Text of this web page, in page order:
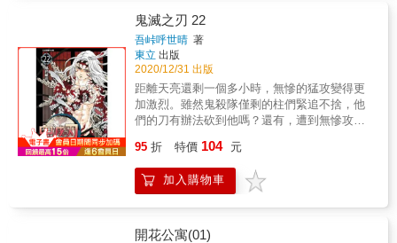
鬼滅之刃 22
吾峠呼世晴 著
東立 出版
2020/12/31 出版
距離天亮還剩一個多小時，無慘的猛攻變得更
加激烈。雖然鬼殺隊僅剩的柱們緊追不捨，他
們的刀有辦法砍到他嗎？還有，遭到無慘攻擊
一戰將挑戰大家的極限…！
95 折 特價 104 元
加入購物車
開花公寓(01)